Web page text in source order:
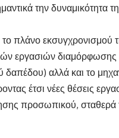
την δυναμικότητα
πλάνο εκσυγχρονισμού
εργασιών
δαπέδου) αλλά και το
έτσι νέες θέσεις
προσωπικού, σταθερά